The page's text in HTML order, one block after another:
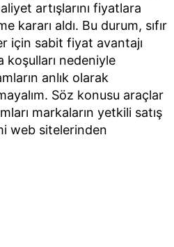
artışlarını fiyatlara
kararı aldı. Bu durum, sıfır
için sabit fiyat avantajı
koşulları nedeniyle
anlık olarak
Söz konusu araçlar
markaların yetkili satış
web sitelerinden